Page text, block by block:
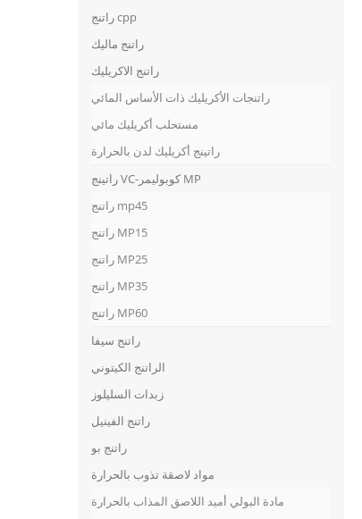
راتنج cpp
راتنج ماليك
راتنج الاكريليك
راتنجات الأكريليك ذات الأساس المائي
مستحلب أكريليك مائي
راتينج أكريليك لدن بالحرارة
راتينج VC-كوبوليمر MP
راتنج mp45
راتنج MP15
راتنج MP25
راتنج MP35
راتنج MP60
راتنج سيفا
الراتنج الكيتوني
زبدات السليلوز
راتنج الفينيل
راتنج بو
مواد لاصقة تذوب بالحرارة
مادة البولي أميد اللاصق المذاب بالحرارة